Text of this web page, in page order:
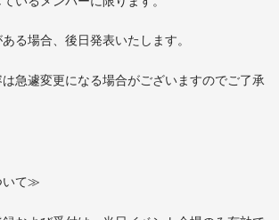
る場合、後日発表いたします。
急遽変更になる場合がございますのでご了承
いて≫